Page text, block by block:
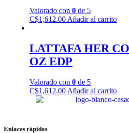
Valorado con 0de 5
C$1,612.00 Añadir al carrito
LATTAFA HER
OZ EDP
Valorado con 0de 5
C$1,612.00 Añadir al carrito
Enlaces rápidos